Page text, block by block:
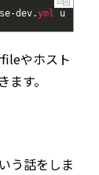
-dev.yml u
やホスト
す。
う話をしま